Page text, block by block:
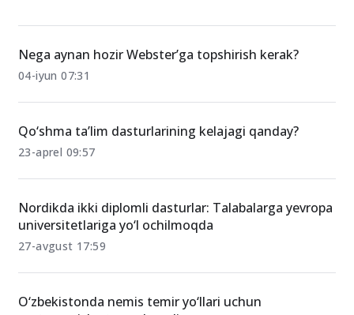
O‘xshash xabarlar
Nega aynan hozir Webster’ga topshirish kerak?
04-iyun 07:31
Qo‘shma ta’lim dasturlarining kelajagi qanday?
23-aprel 09:57
universitetlariga yo‘l ochilmoqda
27-avgust 17:59